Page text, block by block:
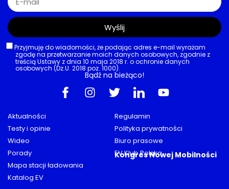
Aktualności
Testy i opinie
Wideo
Porady
Mapa stacji ładowania
Katalog EV
Regulamin
Polityka prywatności
Biuro prasowe
EV Klub Polska
Kongres Nowej Mobilności
Przyjmuję do wiadomości, że podając adres e-mail wyrażam
zgodę na przetwarzanie moich danych osobowych, zgodnie z
treścią Ustawy z dnia 10 maja 2018 r. o ochronie danych
osobowych (Dz.U. 2018 poz. 1000).
Wyślij
Bądź na bieżąco!